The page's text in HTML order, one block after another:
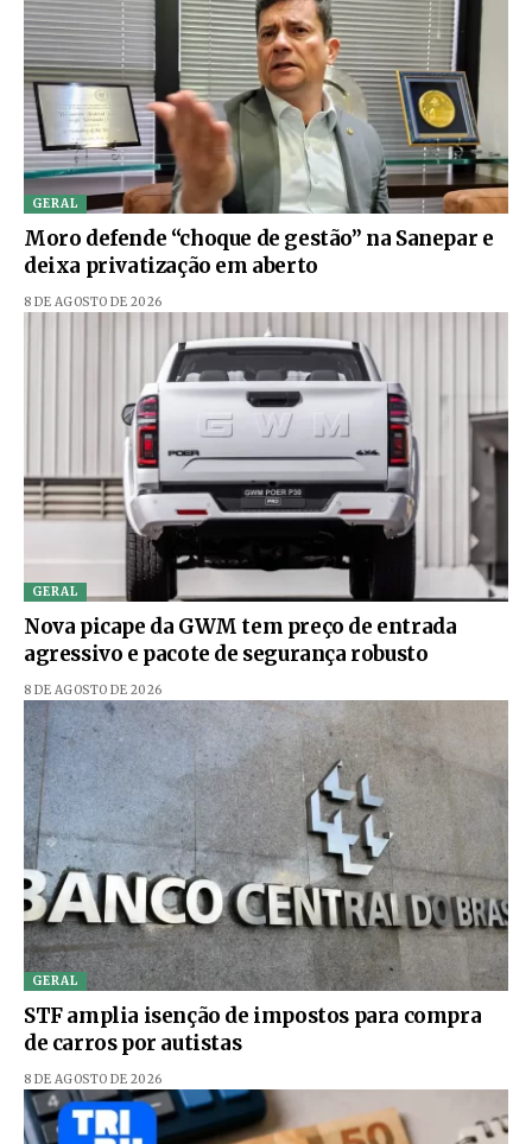
GERAL
Moro defende “choque de gestão” na Sanepar e
deixa privatização em aberto
8 DE AGOSTO DE 2026
GERAL
Nova picape da GWM tem preço de entrada
agressivo e pacote de segurança robusto
8 DE AGOSTO DE 2026
GERAL
STF amplia isenção de impostos para compra
de carros por autistas
8 DE AGOSTO DE 2026